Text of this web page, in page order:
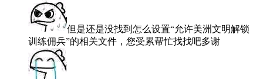
但是还是没找到怎么设置“允许美洲文明解锁
训练佣兵”的相关文件，您受累帮忙找找吧多谢